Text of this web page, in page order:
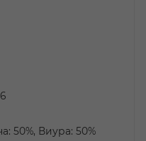
50%, Виура: 50%